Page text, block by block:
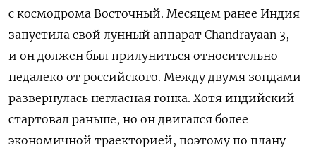
с космодрома Восточный. Месяцем ранее Индия
запустила свой лунный аппарат Chandrayaan 3,
и он должен был прилуниться относительно
недалеко от российского. Между двумя зондами
развернулась негласная гонка. Хотя индийский
стартовал раньше, но он двигался более
экономичной траекторией, поэтому по плану